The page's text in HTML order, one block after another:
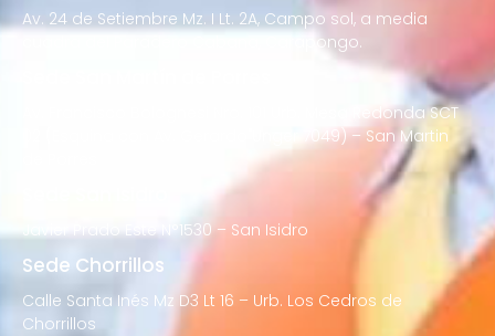
Av. 24 de Setiembre Mz. I Lt. 2A, Campo sol, a media
cuadra del Paradero Cabana, Carapongo.
Av. Francisco Bolognesi Nro. 101 Urb. Mesa Redonda SCT
02 (Esquina con Av. Gerardo Unger 7049) – San Martin
Javier Prado Este N°1530 – San Isidro
Sede Chorrillos
Calle Santa Inés Mz D3 Lt 16 – Urb. Los Cedros de
Chorrillos